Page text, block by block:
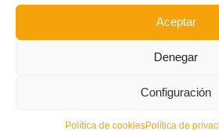
Aceptar
Denegar
Configuración
Política de cookiesPolítica de
martes 4 de agosto
C que comenzará en
plazas del curso de